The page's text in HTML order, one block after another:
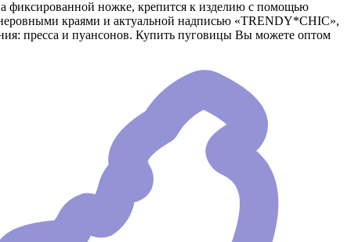
фиксированной ножке, крепится к изделию с помощью
краями и актуальной надписью «TRENDY*CHIC»,
пресса и пуансонов. Купить пуговицы Вы можете оптом